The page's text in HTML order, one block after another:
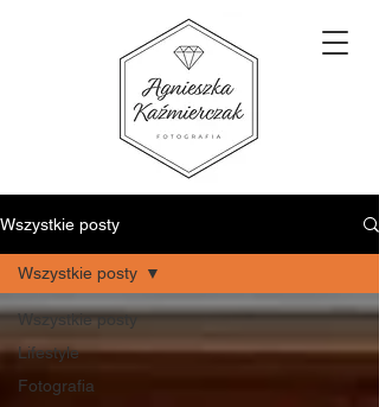
Wszystkie posty
Wszystkie posty
Lifestyle
Fotografia
Wszystkie posty